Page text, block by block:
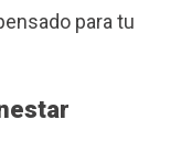
para tu